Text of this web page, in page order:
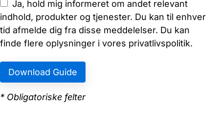
Ja, hold mig informeret om andet relevant
indhold, produkter og tjenester. Du kan til enhver
tid afmelde dig fra disse meddelelser. Du kan
finde flere oplysninger i vores privatlivspolitik.
* Obligatoriske felter